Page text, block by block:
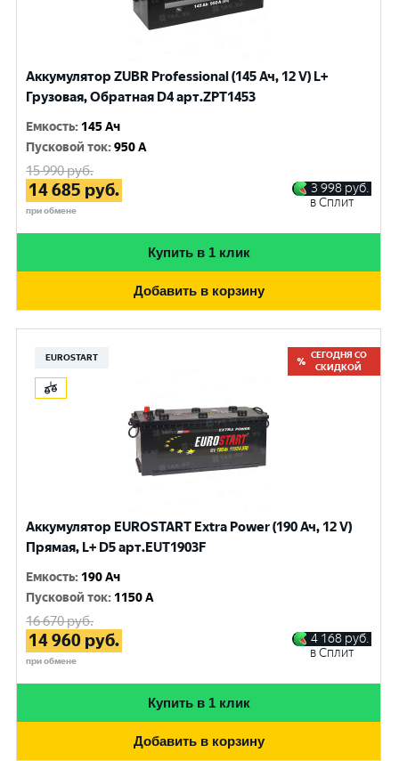
Аккумулятор ZUBR Professional (145 Ач, 12 V) L+
Грузовая, Обратная D4 арт.ZPT1453
Емкость: 145 Ач
Пусковой ток:950 A
15 990руб.
14 685 руб.
при обмене
3 998 руб.
в Сплит
Купить в 1 клик
Добавить в корзину
EUROSTART
СЕГОДНЯ СО
СКИДКОЙ
Аккумулятор EUROSTART Extra Power (190 Ач, 12 V)
Прямая, L+ D5 арт.EUT1903F
Емкость: 190 Ач
Пусковой ток: 1150 A
16 670руб.
14 960 руб.
при обмене
4 168 руб.
в Сплит
Купить в 1 клик
Добавить в корзину